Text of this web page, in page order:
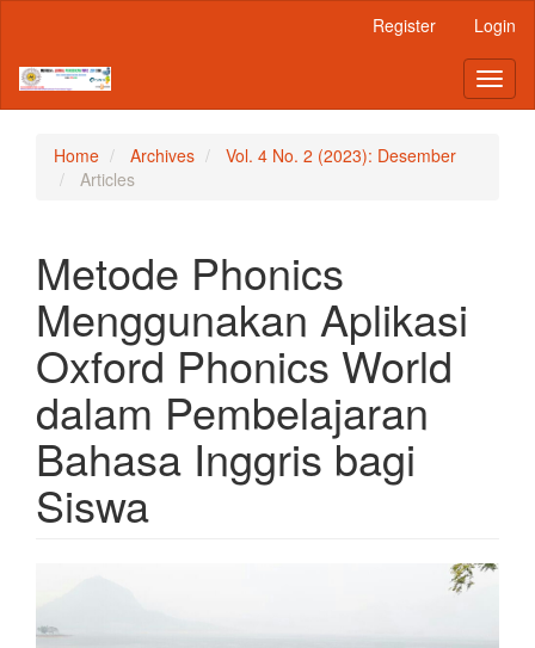
Content
Sidebar
Register Login
Home Archives
Vol. 4 No. 2 (2023): Desember
Articles
Metode Phonics
Menggunakan Aplikasi
Oxford Phonics World
dalam Pembelajaran
Bahasa Inggris bagi
Siswa
Sidebar